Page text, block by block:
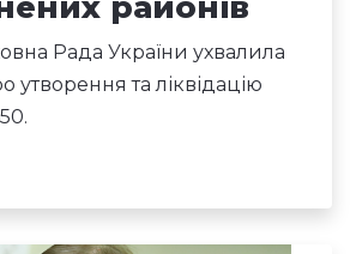
Рада України ухвалила
утворення та ліквідацію